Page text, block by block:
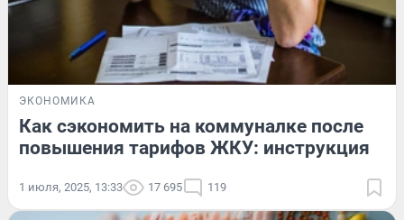
ЭКОНОМИКА
Как сэкономить на коммуналке после
повышения тарифов ЖКУ: инструкция
1 июля, 2025, 13:33 17 695 119